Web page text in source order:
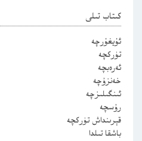
كىتاب تىلى
ئۇيغۇرچە
تۈركچە
ئەرەبچە
خەنزۇچە
ئىنگىلىزچە
رۇسچە
قېرىنداش تۈركچە
باشقا تىلدا